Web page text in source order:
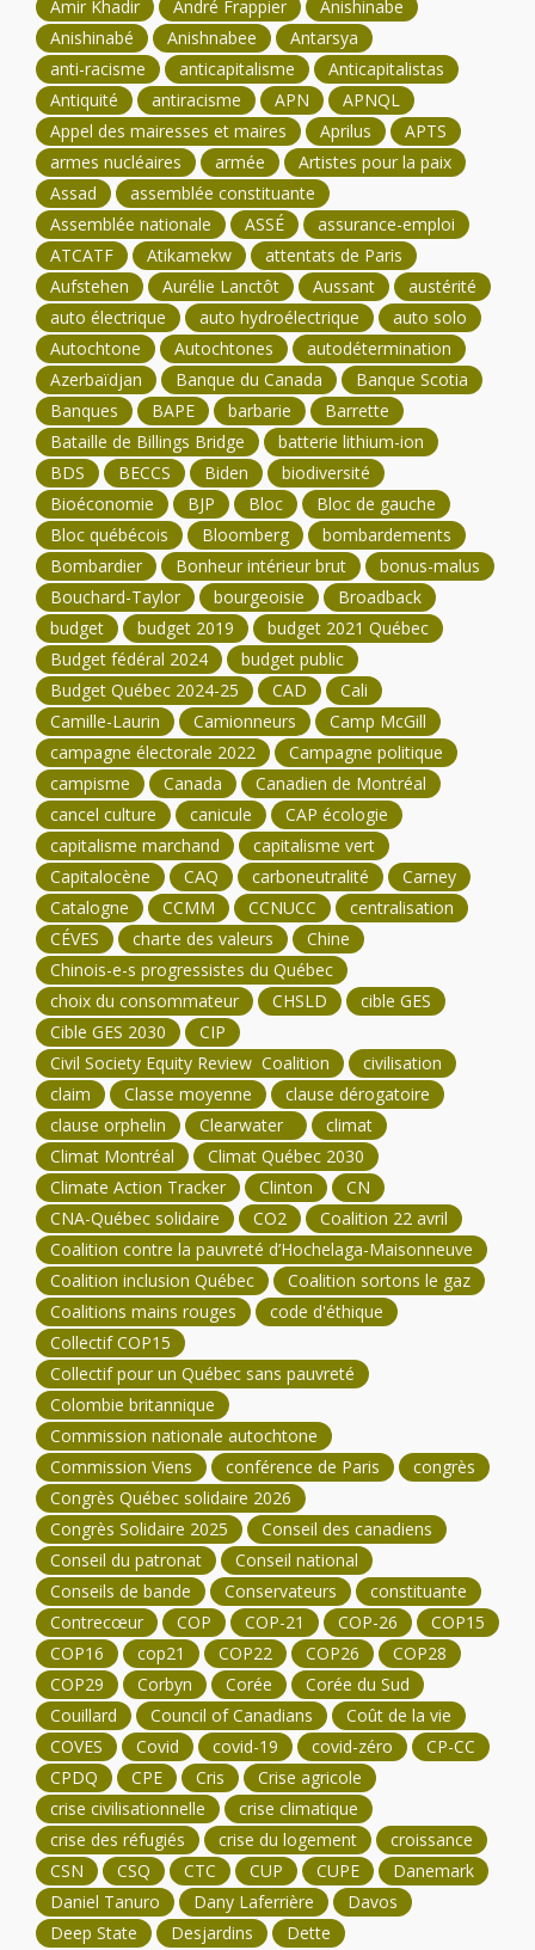
Amir Khadir André Frappier
Anishinabe
Anishinabé
Anishnabee
Antarsya
anti-racisme
anticapitalisme
Anticapitalistas
Antiquité
antiracisme APN
APNQL
Appel des mairesses et maires
Aprilus
APTS
armes nucléaires
armée
Artistes pour la paix
Assad
assemblée constituante
Assemblée nationale
ASSÉ
assurance-emploi
ATCATF
Atikamekw
attentats de Paris
Aufstehen
Aurélie Lanctôt Aussant
austérité
auto électrique
auto hydroélectrique
auto solo
Autochtone
Autochtones
autodétermination
Azerbaïdjan
Banque du Canada
Banque Scotia
Banques
BAPE barbarie
Barrette
Bataille de Billings Bridge
batterie lithium-ion
BDS
BECCS Biden
biodiversité
Bioéconomie
BJP Bloc
Bloc de gauche
Bloc québécois
Bloomberg
bombardements
Bombardier
Bonheur intérieur brut
bonus-malus
Bouchard-Taylor
bourgeoisie
Broadback
budget
budget 2019
budget 2021 Québec
Budget fédéral 2024
budget public
Budget Québec 2024-25
CAD
Cali
Camille-Laurin
Camionneurs
Camp McGill
campagne électorale 2022
Campagne politique
campisme
Canada
Canadien de Montréal
cancel culture
canicule
CAP écologie
capitalisme marchand
capitalisme vert
Capitalocène
CAQ carboneutralité
Carney
Catalogne
CCMM CCNUCC
centralisation
CÉVES
charte des valeurs
Chine
Chinois-e-s progressistes du Québec
choix du consommateur
CHSLD
cible GES
Cible GES 2030
CIP
Civil Society Equity Review Coalition
civilisation
claim
Classe moyenne
clause dérogatoire
clause orphelin
Clearwater
climat
Climat Montréal
Climat Québec 2030
Climate Action Tracker
Clinton
CN
CNA-Québec solidaire
CO2
Coalition 22 avril
Coalition contre la pauvreté d’Hochelaga-Maisonneuve
Coalition inclusion Québec
Coalition sortons le gaz
Coalitions mains rouges
code d'éthique
Collectif COP15
Collectif pour un Québec sans pauvreté
Colombie britannique
Commission nationale autochtone
Commission Viens
conférence de Paris
congrès
Congrès Québec solidaire 2026
Congrès Solidaire 2025
Conseil des canadiens
Conseil du patronat
Conseil national
Conseils de bande
Conservateurs
constituante
Contrecœur
COP COP-21 COP-26
COP15
COP16
cop21 COP22 COP26
COP28
COP29
Corbyn Corée
Corée du Sud
Couillard
Council of Canadians
Coût de la vie
COVES
Covid covid-19 covid-zéro
CP-CC
CPDQ
CPE Cris
Crise agricole
crise civilisationnelle
crise climatique
crise des réfugiés
crise du logement
croissance
CSN
CSQ CTC CUP CUPE
Danemark
Daniel Tanuro
Dany Laferrière
Davos
Deep State
Desjardins
Dette